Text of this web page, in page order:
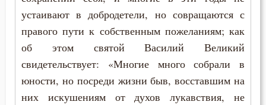
Пимен Великий
Поликарп Смирнский
Серафим Саровский
Силуан Афонский
устаивают в добродетели, но совращаются с
правого пути к собственным пожеланиям; как
об этом святой Василий Великий
свидетельствует: «Многие много собрали в
юности, но посреди жизни быв, восставшим на
них искушениям от духов лукавствия, не